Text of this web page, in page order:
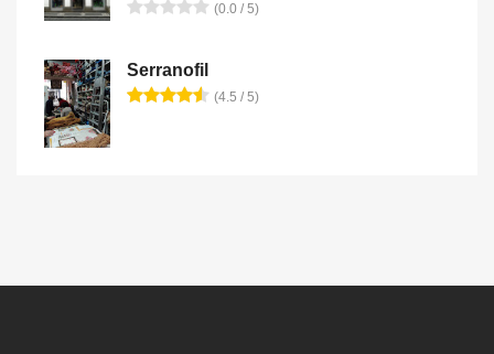
(0.0 / 5)
Serranofil
(4.5 / 5)